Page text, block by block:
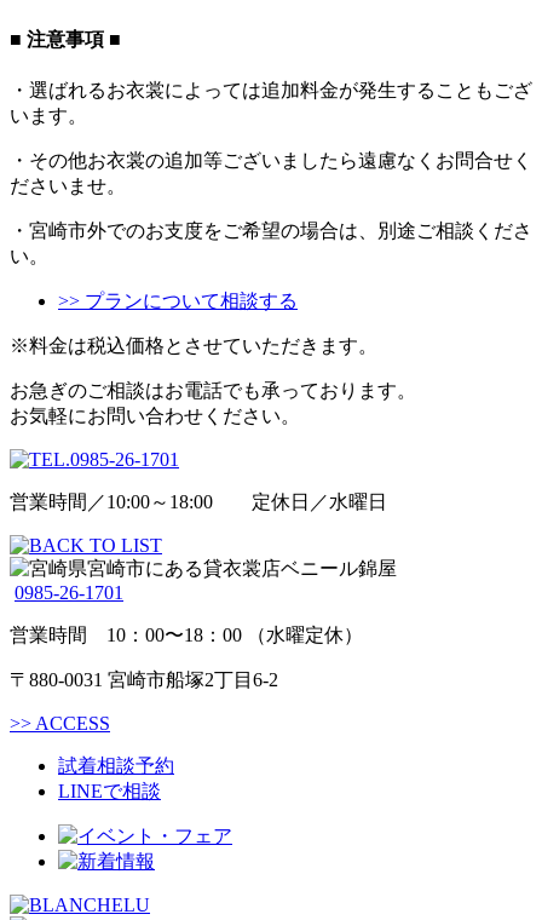
■ 注意事項 ■
・選ばれるお衣裳によっては追加料金が発生することもござ
います。
・その他お衣裳の追加等ございましたら遠慮なくお問合せく
ださいませ。
・宮崎市外でのお支度をご希望の場合は、別途ご相談くださ
い。
>> プランについて相談する
※料金は税込価格とさせていただきます。
お急ぎのご相談はお電話でも承っております。
お気軽にお問い合わせください。
営業時間／10:00～18:00 定休日／水曜日
0985-26-1701
営業時間 10：00〜18：00 （水曜定休）
〒880-0031 宮崎市船塚2丁目6-2
>> ACCESS
試着相談予約
LINEで相談